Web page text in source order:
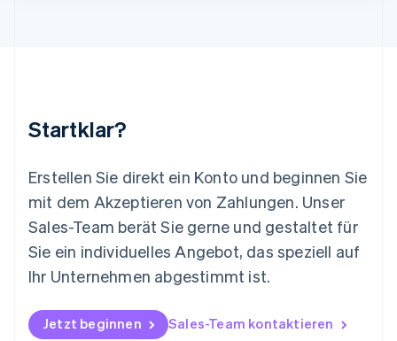
Startklar?
Erstellen Sie direkt ein Konto und beginnen Sie
mit dem Akzeptieren von Zahlungen. Unser
Sales-Team berät Sie gerne und gestaltet für
Sie ein individuelles Angebot, das speziell auf
Ihr Unternehmen abgestimmt ist.
Jetzt beginnen Sales-Team kontaktieren
Nederlands English
Norwegen
Österreich
Polen
English
Portugal
Português English
Rumänien
Schweden
Svenska English